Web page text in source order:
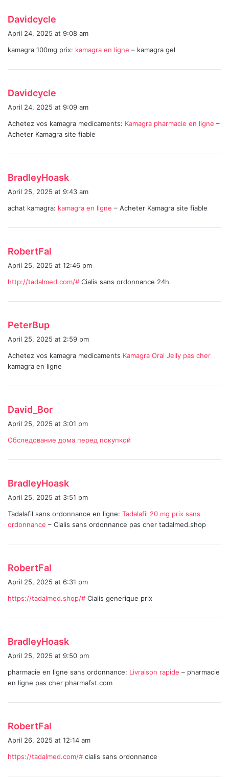
Davidcycle
s
April 24, 2025 at 9:08 am
kamagra 100mg prix: kamagra en ligne – kamagra gel
Davidcycle
s
:
April 24, 2025 at 9:09 am
Achetez vos kamagra medicaments: Kamagra pharmacie en ligne –
Acheter Kamagra site fiable
BradleyHoask
s
April 25, 2025 at 9:43 am
achat kamagra: kamagra en ligne – Acheter Kamagra site fiable
RobertFal
s
April 25, 2025 at 12:46 pm
http://tadalmed.com/# Cialis sans ordonnance 24h
PeterBup
s
:
April 25, 2025 at 2:59 pm
Achetez vos kamagra medicaments Kamagra Oral Jelly pas cher
kamagra en ligne
David_Bor
s
April 25, 2025 at 3:01 pm
Обследование дома перед покупкой
BradleyHoask
s
:
April 25, 2025 at 3:51 pm
Tadalafil sans ordonnance en ligne: Tadalafil 20 mg prix sans
ordonnance – Cialis sans ordonnance pas cher tadalmed.shop
RobertFal
s
April 25, 2025 at 6:31 pm
https://tadalmed.shop/# Cialis generique prix
BradleyHoask
s
:
April 25, 2025 at 9:50 pm
pharmacie en ligne sans ordonnance: Livraison rapide – pharmacie
en ligne pas cher pharmafst.com
RobertFal
s
April 26, 2025 at 12:14 am
https://tadalmed.com/# cialis sans ordonnance